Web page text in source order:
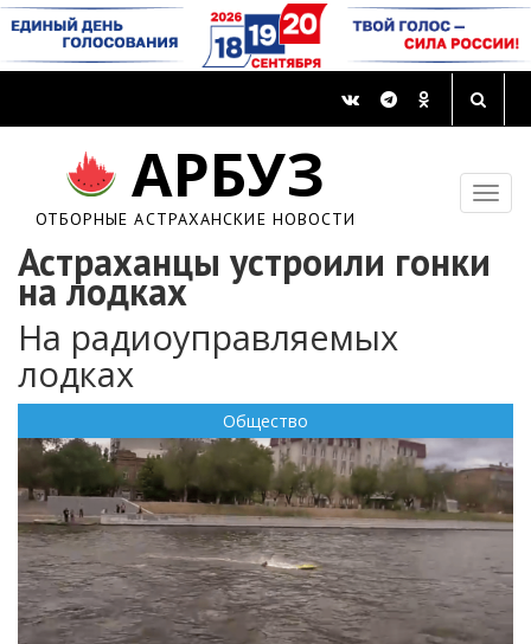
АРБУЗ
ОТБОРНЫЕ АСТРАХАНСКИЕ НОВОСТИ
Астраханцы устроили гонки
на лодках
На радиоуправляемых
лодках
Общество